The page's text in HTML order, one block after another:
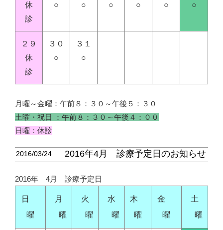
休
診
○
○
○
○
○
○
２９
休
診
３０
○
３１
○
月曜～金曜：午前８：３０～午後５：３０
土曜・祝日 ：午前８：３０～午後４：００
日曜：休診
2016/03/24 2016年4月 診療予定日のお知らせ
2016年 4月 診療予定日
日
曜
月
曜
火
曜
水
曜
木
曜
金
曜
土
曜